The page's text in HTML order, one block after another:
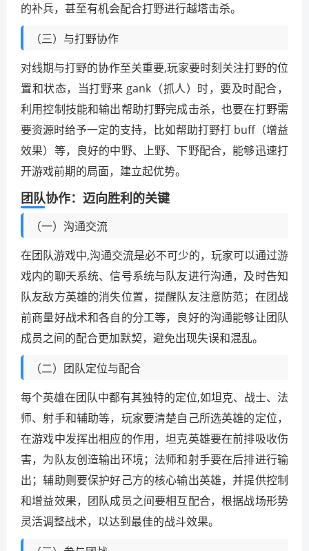
的补兵，甚至有机会配合打野进行越塔击杀。
（三）与打野协作
对线期与打野的协作至关重要,玩家要时刻关注打野的位
置和状态，当打野来 gank（抓人）时，要及时配合，
利用控制技能和输出帮助打野完成击杀，也要在打野需
要资源时给予一定的支持，比如帮助打野打 buff（增益
效果）等，良好的中野、上野、下野配合，能够迅速打
开游戏前期的局面，建立起优势。
团队协作：迈向胜利的关键
（一）沟通交流
在团队游戏中,沟通交流是必不可少的，玩家可以通过游
戏内的聊天系统、信号系统与队友进行沟通，及时告知
队友敌方英雄的消失位置，提醒队友注意防范；在团战
前商量好战术和各自的分工等，良好的沟通能够让团队
成员之间的配合更加默契，避免出现失误和混乱。
（二）团队定位与配合
每个英雄在团队中都有其独特的定位,如坦克、战士、法
师、射手和辅助等，玩家要清楚自己所选英雄的定位，
在游戏中发挥出相应的作用，坦克英雄要在前排吸收伤
害，为队友创造输出环境；法师和射手要在后排进行输
出；辅助则要保护好己方的核心输出英雄，并提供控制
和增益效果，团队成员之间要相互配合，根据战场形势
灵活调整战术，以达到最佳的战斗效果。